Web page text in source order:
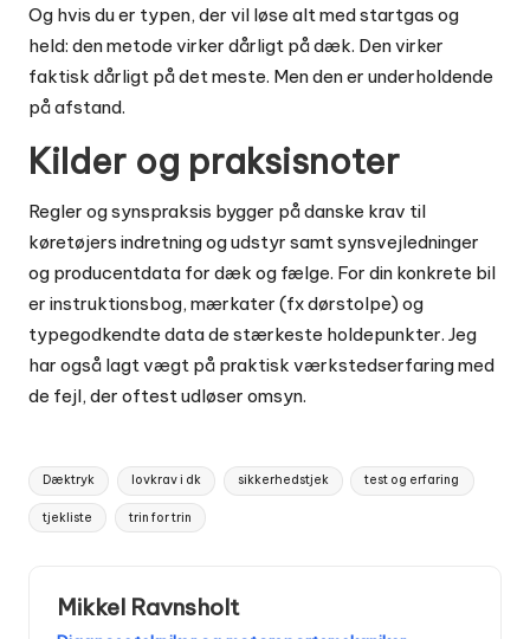
Og hvis du er typen, der vil løse alt med startgas og
held: den metode virker dårligt på dæk. Den virker
faktisk dårligt på det meste. Men den er underholdende
på afstand.
Kilder og praksisnoter
Regler og synspraksis bygger på danske krav til
køretøjers indretning og udstyr samt synsvejledninger
og producentdata for dæk og fælge. For din konkrete bil
er instruktionsbog, mærkater (fx dørstolpe) og
typegodkendte data de stærkeste holdepunkter. Jeg
har også lagt vægt på praktisk værkstedserfaring med
de fejl, der oftest udløser omsyn.
Tags:
Dæktryk lovkrav i dk sikkerhedstjek test og erfaring
tjekliste trin for trin
Mikkel Ravnsholt